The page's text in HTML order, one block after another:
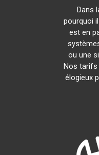
Dans
pourquoi
est en
ou une
Nos tarifs
élogieux